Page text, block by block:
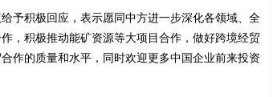
积极回应，表示愿同中方进一步深化各领域、全
，积极推动能矿资源等大项目合作，做好跨境经贸
作的质量和水平，同时欢迎更多中国企业前来投资